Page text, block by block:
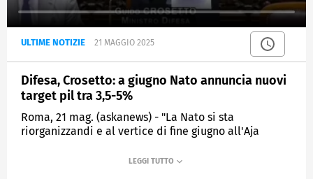
ULTIME NOTIZIE 21 MAGGIO 2025
Difesa, Crosetto: a giugno Nato annuncia nuovi
target pil tra 3,5-5%
Roma, 21 mag. (askanews) - "La Nato si sta
riorganizzandi e al vertice di fine giugno all'Aja
aspettiamo un valore tra il 3,5 e il 5% inclusivo di